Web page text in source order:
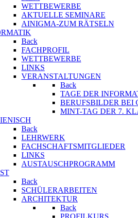
WETTBEWERBE
AKTUELLE SEMINARE
AINIGMA-ZUM RÄTSELN
Back
FACHPROFIL
WETTBEWERBE
LINKS
VERANSTALTUNGEN
Back
TAGE DER
BERUFSBILDER BEI
MINT-TAG DER 7.
Back
LEHRWERK
FACHSCHAFTSMITGLIEDER
LINKS
AUSTAUSCHPROGRAMM
Back
SCHÜLERARBEITEN
ARCHITEKTUR
Back
PROFILKURS